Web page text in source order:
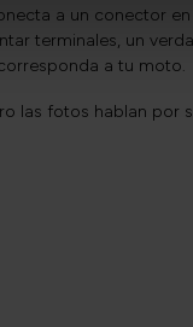
a un conector en
terminales, un
a tu moto.
las fotos hablan por